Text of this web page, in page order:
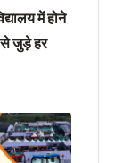
में होने
से जुड़े हर